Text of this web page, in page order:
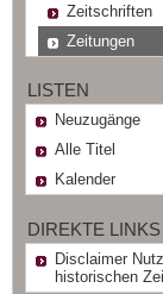
Zeitschriften
Zeitungen
LISTEN
Neuzugänge
Alle Titel
Kalender
DIREKTE LINKS
Disclaimer
historischen